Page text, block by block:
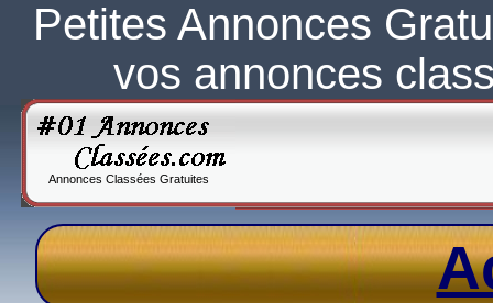
Petites Annonces
vos annonces
Annonces Classées Gratuites